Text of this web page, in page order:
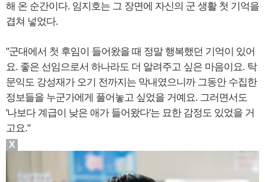
해 온 순간이다. 임지호는 그 장면에 자신의 군 생활 첫 기억을
겹쳐 넣었다.
"군대에서 첫 후임이 들어왔을 때 정말 행복했던 기억이 있어
요. 좋은 선임으로서 하나라도 더 알려주고 싶은 마음이요. 탁
문익도 강성재가 오기 전까지는 막내였으니까 그동안 수집한
정보들을 누군가에게 풀어놓고 싶었을 거예요. 그러면서도
'나보다 계급이 낮은 애가 들어왔다'는 묘한 감정도 있었을 거
고요."
X